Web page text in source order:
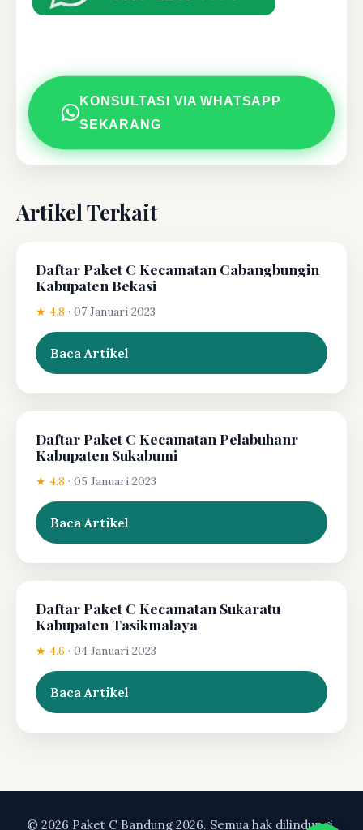
KONSULTASI VIA WHATSAPP
SEKARANG
Artikel Terkait
Daftar Paket C Kecamatan Cabangbungin
Kabupaten Bekasi
★ 4.8 · 07 Januari 2023
Baca Artikel
Daftar Paket C Kecamatan Pelabuhanr
Kabupaten Sukabumi
★ 4.8 · 05 Januari 2023
Baca Artikel
Daftar Paket C Kecamatan Sukaratu
Kabupaten Tasikmalaya
★ 4.6 · 04 Januari 2023
Baca Artikel
© 2026 Paket C Bandung 2026. Semua hak dilindungi.